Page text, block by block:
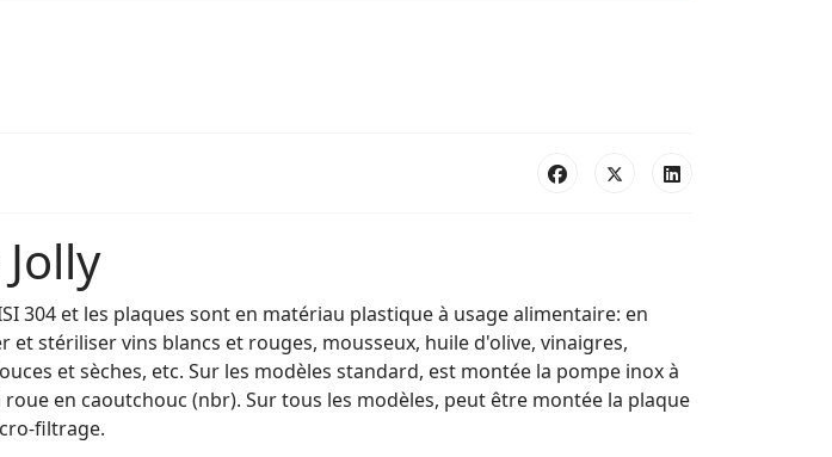
304 et les plaques sont en matériau plastique à usage alimentaire: en
stériliser vins blancs et rouges, mousseux, huile d'olive, vinaigres,
et sèches, etc. Sur les modèles standard, est montée la pompe inox à
en caoutchouc (nbr). Sur tous les modèles, peut être montée la plaque
filtrage.